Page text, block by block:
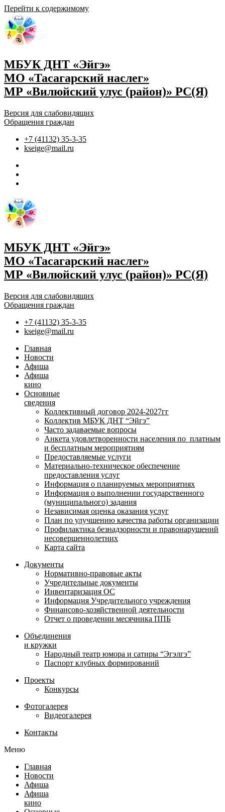
Перейти к содержимому
МБУК ДНТ «Эйгэ»
МО «Тасагарский наслег»
МР «Вилюйский улус (район)» РС(Я)
Версия для слабовидящих
Обращения граждан
+7 (41132) 35-3-35
kseige@mail.ru
МБУК ДНТ «Эйгэ»
МО «Тасагарский наслег»
МР «Вилюйский улус (район)» РС(Я)
Версия для слабовидящих
Обращения граждан
+7 (41132) 35-3-35
kseige@mail.ru
Главная
Новости
Афиша
Афиша
кино
Основные
сведения
Коллективный договор 2024-2027гг
Коллектив МБУК ДНТ “Эйгэ”
Часто задаваемые вопросы
Анкета удовлетворенности населения по платным
и бесплатным мероприятиям
Предоставляемые услуги
Материально-техническое обеспечение
предоставления услуг
Информация о планируемых мероприятиях
Информация о выполнении государственного
(муниципального) задания
Независимая оценка оказания услуг
План по улучшению качества работы организации
Профилактика безнадзорности и правонарушений
несовершеннолетних
Карта сайта
Документы
Нормативно-правовые акты
Учредительные документы
Инвентаризация ОС
Информация Учредительного учреждения
Финансово-хозяйственной деятельности
Отчет о проведении месячника ППБ
Объединения
и кружки
Народный театр юмора и сатиры “Эгэлгэ”
Паспорт клубных формирований
Проекты
Конкурсы
Фотогалерея
Видеогалерея
Контакты
Меню
Главная
Новости
Афиша
Афиша
кино